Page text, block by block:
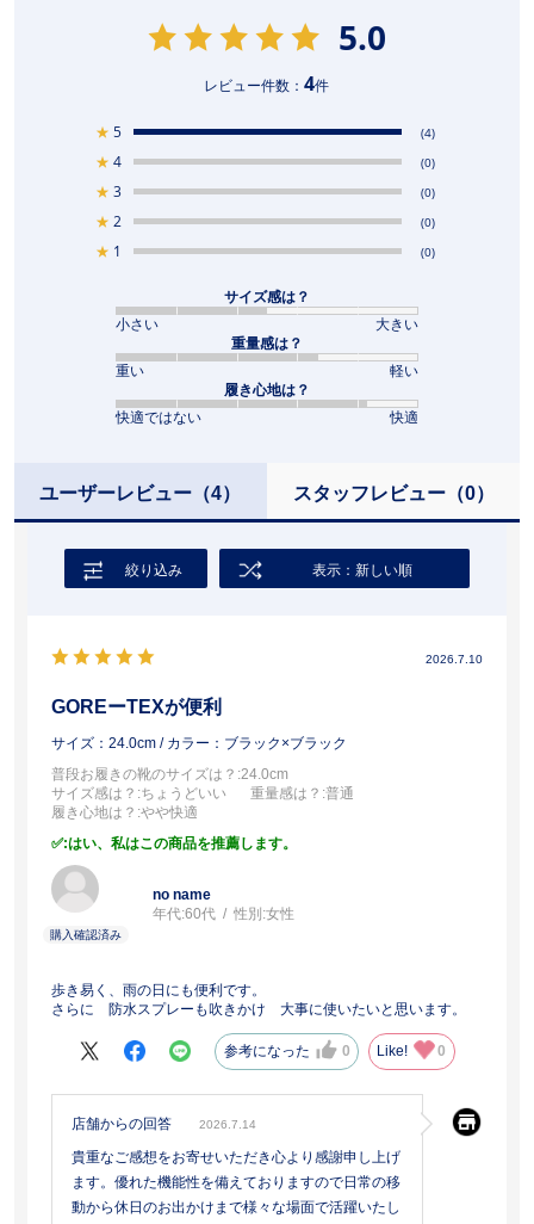
5.0
レビュー件数：4件
★ 5 (4)
★ 4 (0)
★ 3 (0)
★ 2 (0)
★ 1 (0)
サイズ感は？
小さい
大きい
重量感は？
重い
軽い
履き心地は？
快適ではない
快適
ユーザーレビュー （4） スタッフレビュー（0）
絞り込み 表示：新しい順
2026.7.10
GOREーTEXが便利
サイズ：24.0cm / カラー：ブラック×ブラック
普段お履きの靴のサイズは？ :24.0cm
サイズ感は？ :ちょうどいい 重量感は？ :普通
履き心地は？ :やや快適
:はい、私はこの商品を推薦します。
no name
年代:60代 性別:女性
歩き易く、雨の日にも便利です。
さらに 防水スプレーも吹きかけ 大事に使いたいと思います。
参考になった 0 Like! 0
店舗からの回答 2026.7.14
貴重なご感想をお寄せいただき心より感謝申し上げ
ます。優れた機能性を備えておりますので日常の移
動から休日のお出かけまで様々な場面で活躍いたし